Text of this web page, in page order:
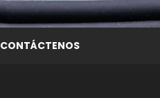
CONTÁCTENOS